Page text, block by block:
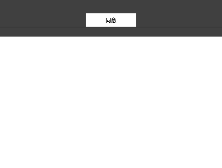
同意